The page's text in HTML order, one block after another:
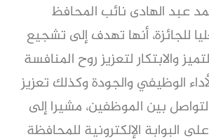
عبد الهادى نائب المحافظ
للجائزة، أنها تهدف إلى تشجيع
والابتكار لتعزيز روح المنافسة
الوظيفي والجودة وكذلك تعزيز
بين الموظفين، مشيرا إلى
البوابة الإلكترونية للمحافظة